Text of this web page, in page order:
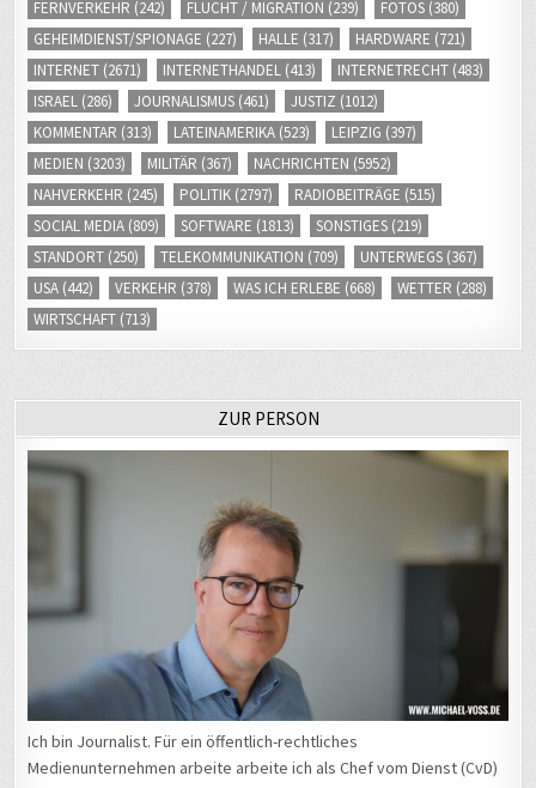
GEHEIMDIENST/SPIONAGE(227) HALLE (317) HARDWARE(721)
INTERNET(2671) INTERNETHANDEL(413) INTERNETRECHT(483)
ISRAEL(286) JOURNALISMUS(461) JUSTIZ
(1012)
KOMMENTAR
(313) LATEINAMERIKA (523) LEIPZIG
MEDIEN(3203) MILITÄR(367) NACHRICHTEN(5952)
NAHVERKEHR(245) POLITIK (2797) RADIOBEITRÄGE
SOCIAL MEDIA (809) SOFTWARE(1813) SONSTIGES(219)
STANDORT(250) TELEKOMMUNIKATION (709) UNTERWEGS
USA(442) VERKEHR(378) WAS ICH ERLEBE (668) WETTER(288)
WIRTSCHAFT(713)
Ich bin Journalist. Für ein öffentlich-rechtliches
Medienunternehmen arbeite arbeite ich als Chef vom Dienst (CvD)
der Nachrichtenangebote im Fernseh- und Hörfunkbereich sowie